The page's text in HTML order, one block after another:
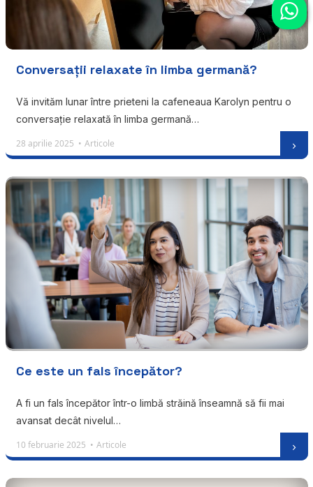
Conversații relaxate în limba germană?
Vă invităm lunar între prieteni la cafeneaua Karolyn pentru o
conversație relaxată în limba germană…
28 aprilie 2025 • Articole
Ce este un fals începător?
A fi un fals începător într-o limbă străină înseamnă să fii mai
avansat decât nivelul…
10 februarie 2025 • Articole